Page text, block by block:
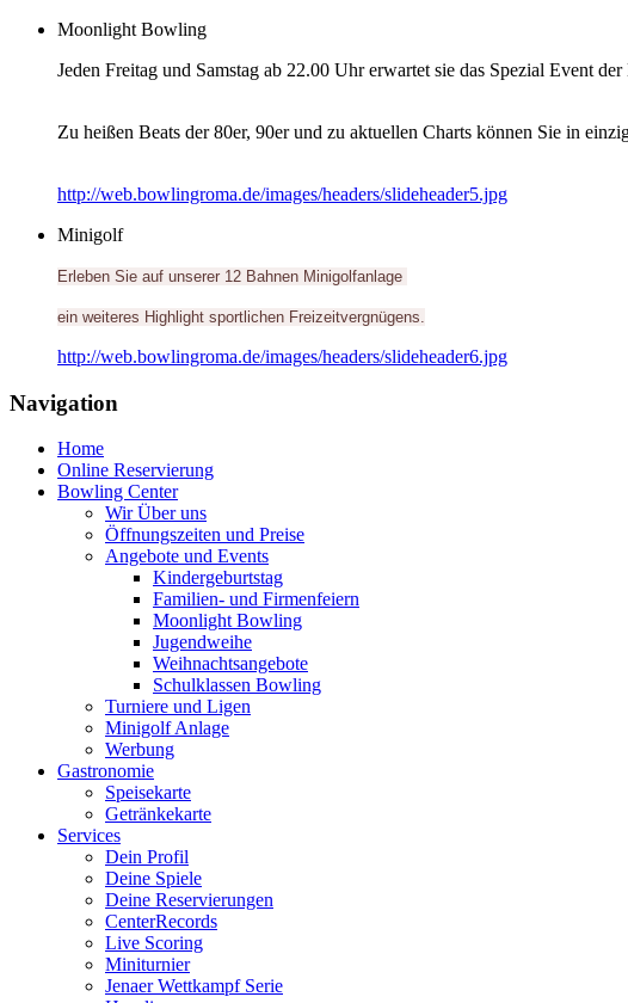
Moonlight Bowling
Jeden Freitag und Samstag ab 22.00 Uhr erwartet sie das Spezial Event der
Zu heißen Beats der 80er, 90er und zu aktuellen Charts können Sie in
http://web.bowlingroma.de/images/headers/slideheader5.jpg
Minigolf
Erleben Sie auf unserer 12 Bahnen Minigolfanlage
ein weiteres Highlight sportlichen Freizeitvergnügens.
http://web.bowlingroma.de/images/headers/slideheader6.jpg
Navigation
Home
Online Reservierung
Bowling Center
Wir Über uns
Öffnungszeiten und Preise
Angebote und Events
Kindergeburtstag
Familien- und Firmenfeiern
Moonlight Bowling
Jugendweihe
Weihnachtsangebote
Schulklassen Bowling
Turniere und Ligen
Minigolf Anlage
Werbung
Gastronomie
Speisekarte
Getränkekarte
Services
Dein Profil
Deine Spiele
Deine Reservierungen
CenterRecords
Live Scoring
Miniturnier
Jenaer Wettkampf Serie